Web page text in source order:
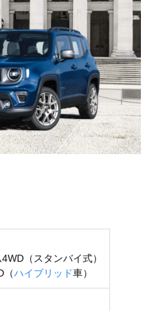
（スタンバイ式）
（ハイブリッド車）